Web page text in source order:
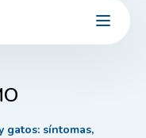
gatos: síntomas,